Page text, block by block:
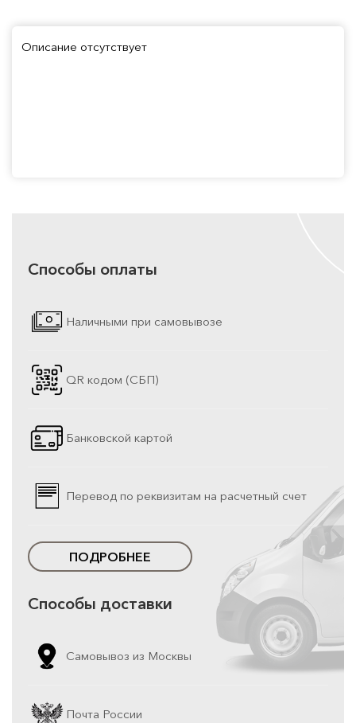
Описание отсутствует
Способы оплаты
Наличными при самовывозе
QR кодом (СБП)
Банковской картой
Перевод по реквизитам на расчетный счет
ПОДРОБНЕЕ
Способы доставки
Самовывоз из Москвы
Почта России